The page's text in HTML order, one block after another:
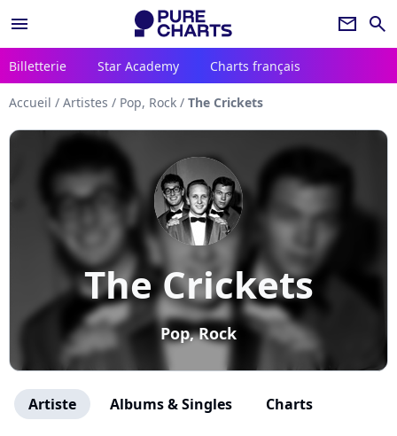
menu newsletter search
Billetterie Star Academy Charts français
Accueil / Artistes / Pop, Rock / The Crickets
The Crickets
Pop, Rock
Artiste Albums & Singles Charts